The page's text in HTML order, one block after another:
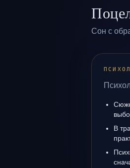
Сон с
В